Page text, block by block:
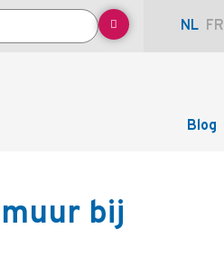
NL FR
Blog
bij